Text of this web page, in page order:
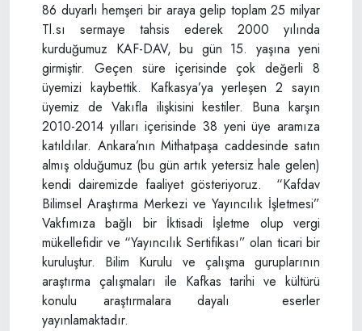
86 duyarlı hemşeri bir araya gelip toplam 25 milyar
Tl.sı sermaye tahsis ederek 2000 yılında
kurduğumuz KAF-DAV, bu gün 15. yaşına yeni
girmiştir. Geçen süre içerisinde çok değerli 8
üyemizi kaybettik. Kafkasya’ya yerleşen 2 sayın
üyemiz de Vakıfla ilişkisini kestiler. Buna karşın
2010-2014 yılları içerisinde 38 yeni üye aramıza
katıldılar. Ankara’nın Mithatpaşa caddesinde satın
almış olduğumuz (bu gün artık yetersiz hale gelen)
kendi dairemizde faaliyet gösteriyoruz. “Kafdav
Bilimsel Araştırma Merkezi ve Yayıncılık İşletmesi”
Vakfımıza bağlı bir İktisadi İşletme olup vergi
mükellefidir ve “Yayıncılık Sertifikası” olan ticari bir
kuruluştur. Bilim Kurulu ve çalışma guruplarının
araştırma çalışmaları ile Kafkas tarihi ve kültürü
konulu araştırmalara dayalı eserler
yayınlamaktadır.